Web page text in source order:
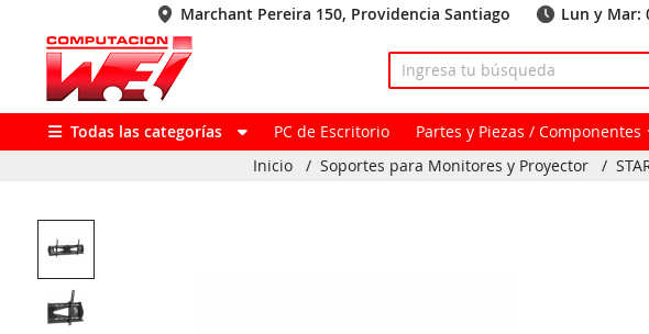
Marchant Pereira 150, Providencia Santiago Lun y Mar:
Todas las categorías PC de Escritorio Partes y Piezas / Componentes
Inicio
/ Soportes para Monitores y Proyector /